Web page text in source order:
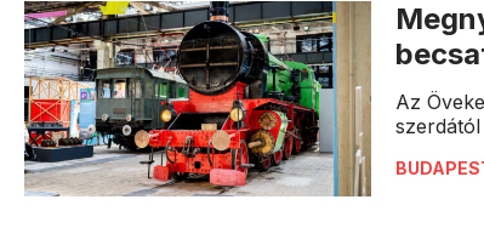
Az